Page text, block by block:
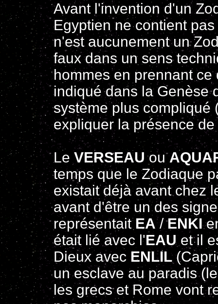
Avant l'invention d'un
Egyptien ne contient
n'est aucunement un
faux dans un sens
hommes en prennant
indiqué dans la Genèse
système plus compliqué
expliquer la présence
Le VERSEAUou
temps que le Zodiaque
existait déjà avant chez
avant d'être un des
représentaitEA/ENKI
était lié avec l'EAUet il
Dieux avec ENLIL
un esclave au paradis
les grecs et Rome vont